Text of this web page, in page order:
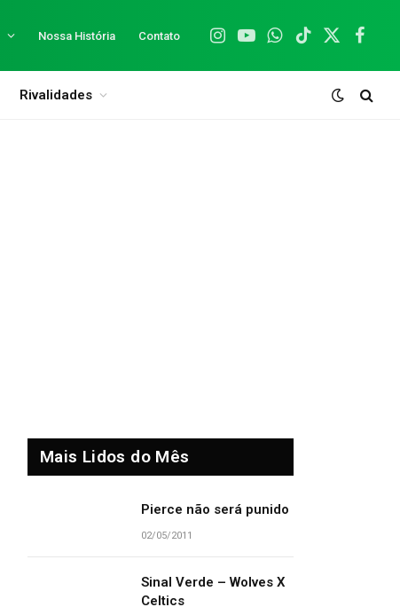
Nossa História Contato
Instagram
YouTubeWhatsApp
TikTok
X
Rivalidades
Mais Lidos do Mês
Pierce não será punido
02/05/2011
Sinal Verde – Wolves X
Celtics